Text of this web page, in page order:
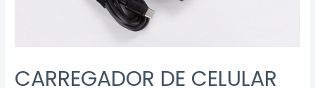
CARREGADOR DE CELULAR